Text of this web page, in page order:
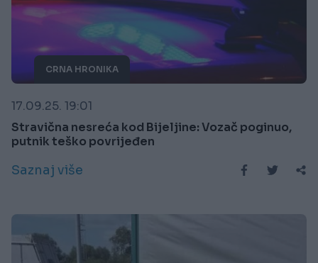
CRNA HRONIKA
17.09.25. 19:01
Stravična nesreća kod Bijeljine: Vozač poginuo,
putnik teško povrijeđen
Saznaj više